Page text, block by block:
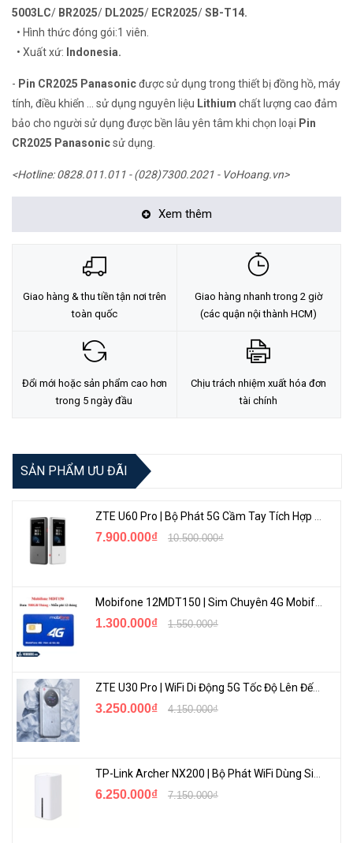
5003LC/ BR2025/ DL2025/ ECR2025/SB-T14.
• Hình thức đóng gói:1 viên.
• Xuất xứ: Indonesia.
- Pin CR2025 Panasonicđược sử dụng trong thiết bị đồng hồ, máy
tính, điều khiển … sử dụng nguyên liệu Lithium chất lượng cao đảm
bảo cho người sử dụng được bền lâu yên tâm khi chọn loại Pin
CR2025 Panasonicsử dụng.
<Hotline: 0828.011.011 - (028)7300.2021 - VoHoang.vn>
Xem thêm
Giao hàng & thu tiền tận nơi trên
toàn quốc
Giao hàng nhanh trong 2 giờ
(các quận nội thành HCM)
Đổi mới hoặc sản phẩm cao hơn
trong 5 ngày đầu
Chịu trách nhiệm xuất hóa đơn
tài chính
SẢN PHẨM ƯU ĐÃI
ZTE U60 Pro | Bộ Phát 5G Cầm Tay Tích Hợp Công Nghệ WiFi 7, Pin 10000mAh
7.900.000₫ 10.500.000₫
1.300.000₫ 1.550.000₫
ZTE U30 Pro | WiFi Di Động 5G Tốc Độ Lên Đến 500Mbps, Màn Hình Cảm Ứng
3.250.000₫ 4.150.000₫
6.250.000₫ 7.150.000₫